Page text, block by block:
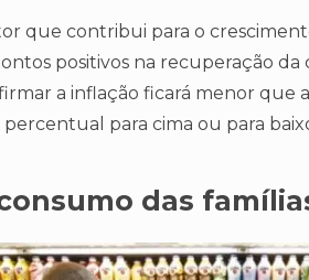
que contribui para o
positivos na recuperação
a inflação ficará menor que
para cima ou para
das